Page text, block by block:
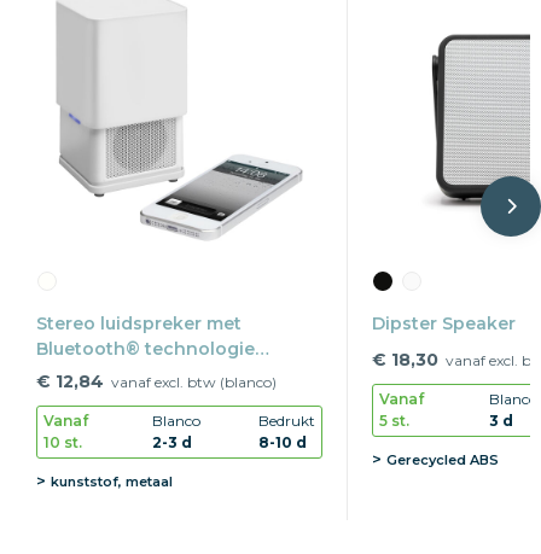
Stereo luidspreker met
Bluetooth® technologie
REFLECTS-NEW YORK
€ 12,84 vanaf excl. btw (blanco)
Vanaf
10 st.
Blanco
2-3 d
Bedrukt
8-10 d
kunststof, metaal
Dipster Speaker
€ 18,30 vanaf excl.
Vanaf
5 st.
Blanco
3 d
Gerecycled ABS